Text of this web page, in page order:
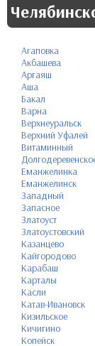
Агаповка
Акбашева
Аргаяш
Аша
Бакал
Варна
Верхнеуральск
Верхний Уфалей
Витаминный
Еманжелинка
Еманжелинск
Западный
Запасное
Златоуст
Златоустовский
Казанцево
Кайгородово
Карабаш
Карталы
Касли
Катав-Ивановск
Кизильское
Кичигино
Копейск